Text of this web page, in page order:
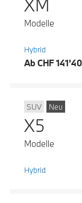
XM
Modelle
Hybrid
Ab CHF
SUV Neu
X5
Modelle
Hybrid